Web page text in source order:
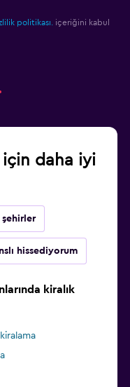
politikası. içeriğini kabul
için daha iyi
şehirler
hissediyorum
kiralık